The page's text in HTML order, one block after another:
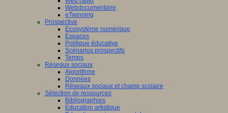
Webdocumentaire
eTwinning
Prospective
Ecosystème numérique
Espaces
Politique éducative
Scénarios prospectifs
Temps
Réseaux sociaux
Algorithme
Données
Réseaux sociaux et champ scolaire
Sélection de ressources
Bibliographies
Education artistique